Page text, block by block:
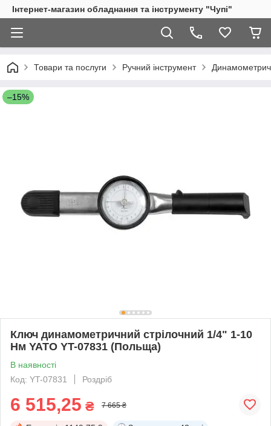
Інтернет-магазин обладнання та інструменту "Чупі"
Товари та послуги Ручний інструмент
–15%
Ключ динамометричний стрілочний 1/4" 1-10
Нм YATO YT-07831 (Польща)
В наявності
Код: YT-07831
Роздріб
6 515,25 ₴ 7 665 ₴